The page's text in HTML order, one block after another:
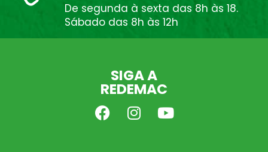
De segunda à sexta das 8h às 18.
Sábado das 8h às 12h
SIGA A
REDEMAC